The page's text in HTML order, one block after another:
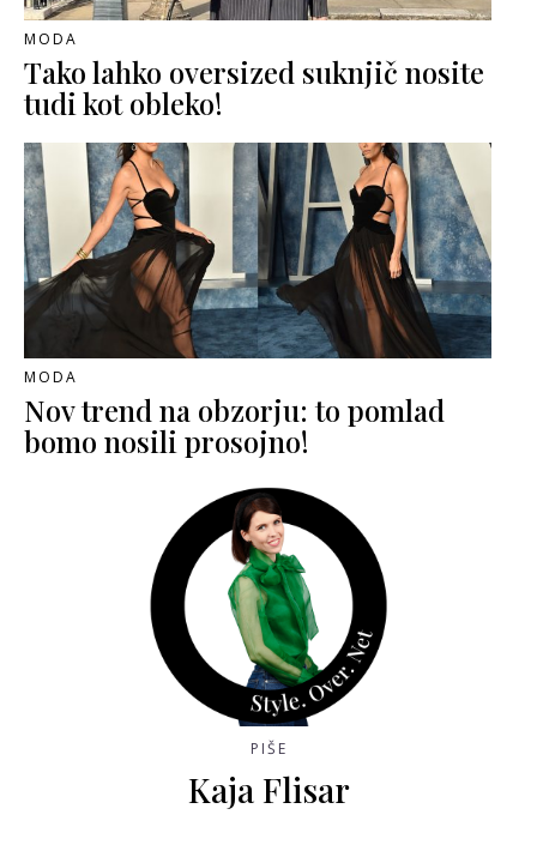
MODA
Tako lahko oversized suknjič nosite
tudi kot obleko!
MODA
Nov trend na obzorju: to pomlad
bomo nosili prosojno!
PIŠE
Kaja Flisar